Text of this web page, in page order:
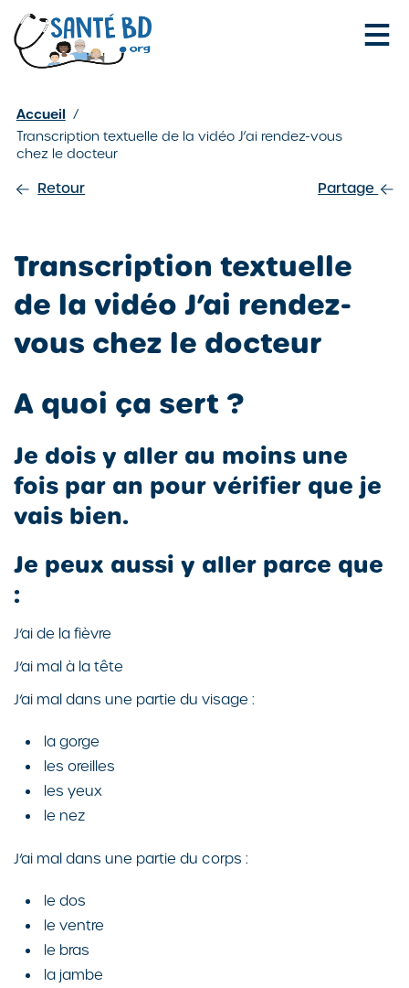
Je configure mes cookies
Accueil /
Transcription textuelle de la vidéo J’ai rendez-vous
chez le docteur
Retour Partage
Transcription textuelle
de la vidéo J’ai rendez-
vous chez le docteur
A quoi ça sert ?
Je dois y aller au moins une
fois par an pour vérifier que je
vais bien.
Je peux aussi y aller parce que
:
J’ai de la fièvre
J’ai mal à la tête
J’ai mal dans une partie du visage :
la gorge
les oreilles
les yeux
le nez
J’ai mal dans une partie du corps :
le dos
le ventre
le bras
la jambe